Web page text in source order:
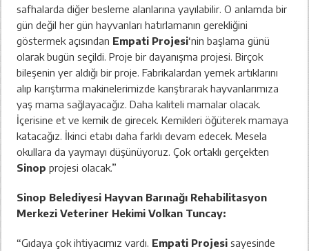
safhalarda diğer besleme alanlarına yayılabilir. O anlamda bir
gün değil her gün hayvanları hatırlamanın gerekliğini
göstermek açısından Empati Projesi‘nin başlama günü
olarak bugün seçildi. Proje bir dayanışma projesi. Birçok
bileşenin yer aldığı bir proje. Fabrikalardan yemek artıklarını
alıp karıştırma makinelerimizde karıştırarak hayvanlarımıza
yaş mama sağlayacağız. Daha kaliteli mamalar olacak.
İçerisine et ve kemik de girecek. Kemikleri öğüterek mamaya
katacağız. İkinci etabı daha farklı devam edecek. Mesela
okullara da yaymayı düşünüyoruz. Çok ortaklı gerçekten
Sinop projesi olacak.”
Sinop Belediyesi Hayvan Barınağı Rehabilitasyon
Merkezi Veteriner Hekimi Volkan Tuncay:
“Gıdaya çok ihtiyacımız vardı. Empati Projesi sayesinde